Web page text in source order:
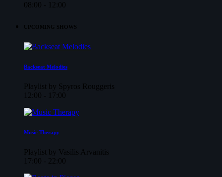
08:00 - 12:00
UPCOMING SHOWS
Backseat Melodies
Playlist by Spyros Rouggeris
12:00 - 17:00
Music Therapy
Playlist by Vasilis Arvanitis
17:00 - 22:00